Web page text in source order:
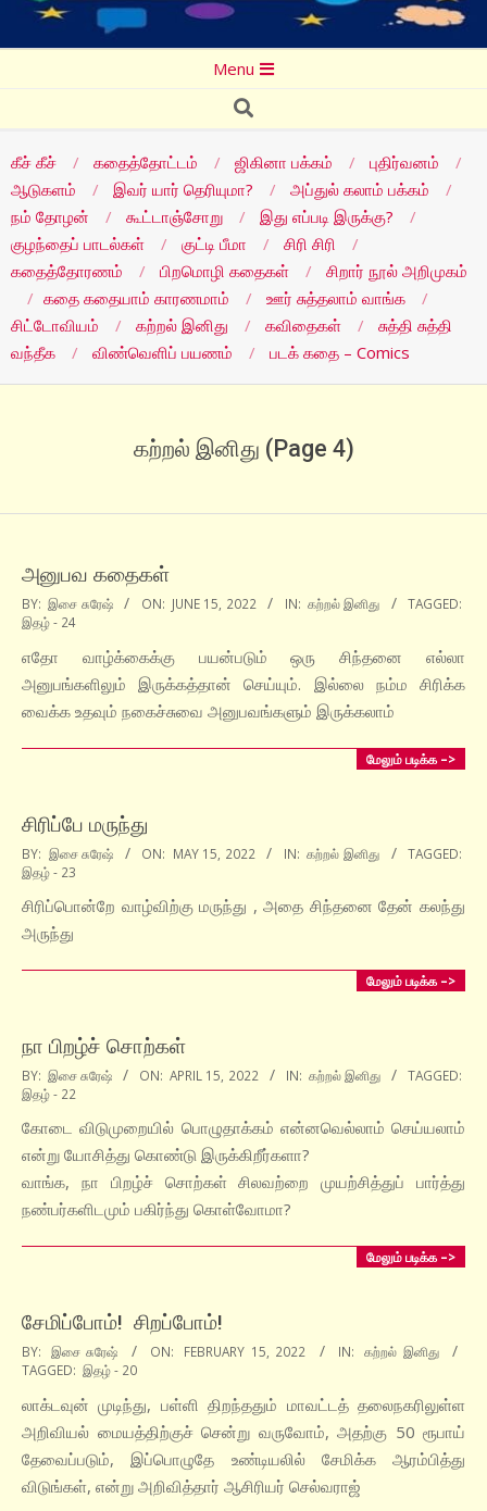
Menu
Search
கீச் கீச் கதைத்தோட்டம் ஜிகினா பக்கம்
புதிர்வனம்
ஆடுகளம்
இவர் யார் தெரியுமா?
அப்துல் கலாம் பக்கம்
நம் தோழன்
கூட்டாஞ்சோறு
இது எப்படி இருக்கு?
குழந்தைப் பாடல்கள்
குட்டி பீமா
சிரி சிரி
கதைத்தோரணம்
பிறமொழி கதைகள்
சிறார் நூல் அறிமுகம்
கதை கதையாம் காரணமாம்
ஊர் சுத்தலாம் வாங்க
சிட்டோவியம்
கற்றல் இனிது கவிதைகள்
சுத்தி சுத்தி
வந்தீக
விண்வெளிப் பயணம் படக் கதை – Comics
கற்றல் இனிது (Page 4)
அனுபவ கதைகள்
2022-
06-
15
BY: இசை சுரேஷ் ON: JUNE 15, 2022 IN: கற்றல் இனிது
TAGGED:
இதழ் - 24
எதோ வாழ்க்கைக்கு பயன்படும் ஒரு சிந்தனை எல்லா
அனுபங்களிலும் இருக்கத்தான் செய்யும். இல்லை நம்ம சிரிக்க
வைக்க உதவும் நகைச்சுவை அனுபவங்களும் இருக்கலாம்
மேலும் படிக்க –>
சிரிப்பே மருந்து
2022-
05-
15
BY: இசை சுரேஷ் ON: MAY 15, 2022 IN: கற்றல் இனிது
TAGGED:
இதழ் - 23
சிரிப்பொன்றே வாழ்விற்கு மருந்து , அதை சிந்தனை தேன் கலந்து
அருந்து
மேலும் படிக்க –>
நா பிறழ்ச் சொற்கள்
2022-
04-
15
BY: இசை சுரேஷ் ON: APRIL 15, 2022 IN: கற்றல் இனிது
TAGGED:
இதழ் - 22
கோடை விடுமுறையில் பொழுதாக்கம் என்னவெல்லாம் செய்யலாம்
என்று யோசித்து கொண்டு இருக்கிறீர்களா?
வாங்க, நா பிறழ்ச் சொற்கள் சிலவற்றை முயற்சித்துப் பார்த்து
நண்பர்களிடமும் பகிர்ந்து கொள்வோமா?
மேலும் படிக்க –>
சேமிப்போம்! சிறப்போம்!
2022-
02-
15
BY: இசை சுரேஷ் ON: FEBRUARY 15, 2022 IN:
கற்றல் இனிது
TAGGED: இதழ் - 20
லாக்டவுன் முடிந்து, பள்ளி திறந்ததும் மாவட்டத் தலைநகரிலுள்ள
அறிவியல் மையத்திற்குச் சென்று வருவோம், அதற்கு 50 ரூபாய்
தேவைப்படும், இப்பொழுதே உண்டியலில் சேமிக்க ஆரம்பித்து
விடுங்கள், என்று அறிவித்தார் ஆசிரியர் செல்வராஜ்